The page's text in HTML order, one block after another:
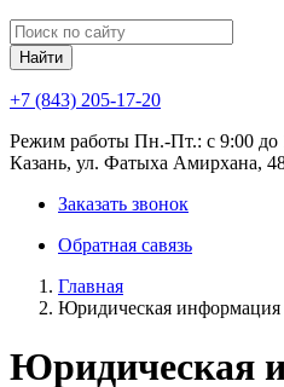
Найти
+7 (843) 205-17-20
Режим работы Пн.-Пт.: с 9:00 до
Казань, ул. Фатыха Амирхана,
Заказать звонок
Обратная савязь
Главная
Юридическая информация
Юридическая